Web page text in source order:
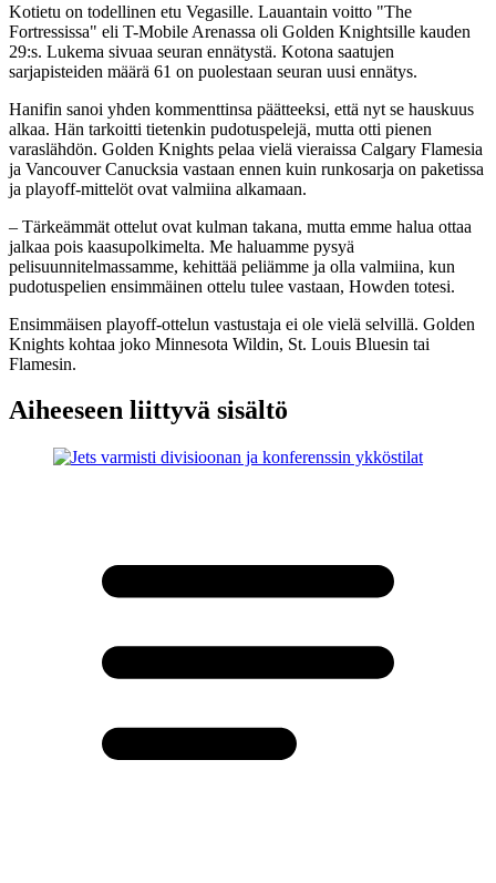
Kotietu on todellinen etu Vegasille. Lauantain voitto "The
Fortressissa" eli T-Mobile Arenassa oli Golden Knightsille kauden
29:s. Lukema sivuaa seuran ennätystä. Kotona saatujen
sarjapisteiden määrä 61 on puolestaan seuran uusi ennätys.
Hanifin sanoi yhden kommenttinsa päätteeksi, että nyt se hauskuus
alkaa. Hän tarkoitti tietenkin pudotuspelejä, mutta otti pienen
varaslähdön. Golden Knights pelaa vielä vieraissa Calgary Flamesia
ja Vancouver Canucksia vastaan ennen kuin runkosarja on paketissa
ja playoff-mittelöt ovat valmiina alkamaan.
– Tärkeämmät ottelut ovat kulman takana, mutta emme halua ottaa
jalkaa pois kaasupolkimelta. Me haluamme pysyä
pelisuunnitelmassamme, kehittää peliämme ja olla valmiina, kun
pudotuspelien ensimmäinen ottelu tulee vastaan, Howden totesi.
Ensimmäisen playoff-ottelun vastustaja ei ole vielä selvillä. Golden
Knights kohtaa joko Minnesota Wildin, St. Louis Bluesin tai
Flamesin.
Aiheeseen liittyvä sisältö